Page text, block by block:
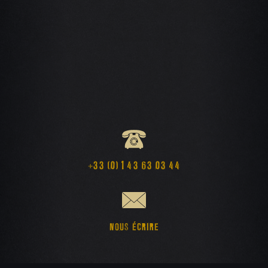
+33 (0) 1 43 63 03 44
NOUS ÉCRIRE